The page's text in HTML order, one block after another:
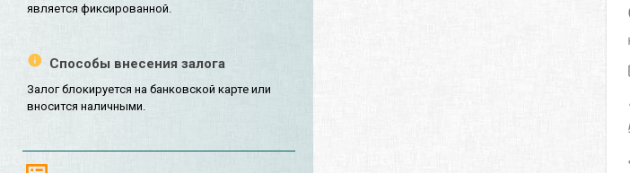
является фиксированной.
Способы внесения залога
Залог блокируется на банковской карте или
вносится наличными.